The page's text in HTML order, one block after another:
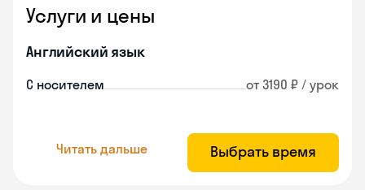
Услуги и цены
Английский язык
С носителем от 3190 ₽ / урок
Читать дальше Выбрать время